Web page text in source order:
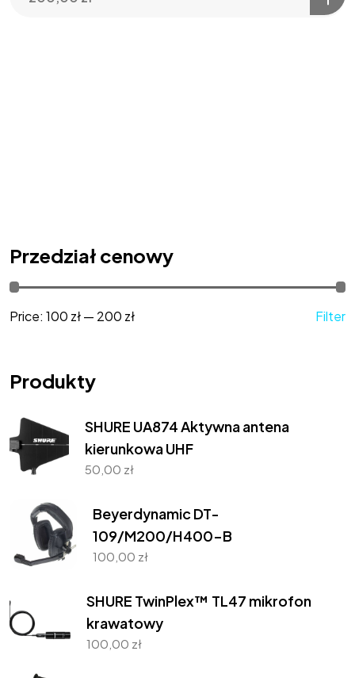
Przedział cenowy
Filter
Price: 100 zł— 200 zł
Produkty
SHURE UA874 Aktywna antena
kierunkowa UHF
50,00 zł
Beyerdynamic DT-
109/M200/H400-B
100,00 zł
SHURE TwinPlex™ TL47 mikrofon
krawatowy
100,00 zł